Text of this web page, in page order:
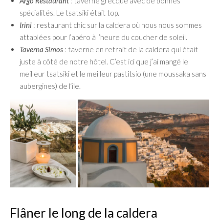
spécialités. Le tsatsiki était top.
Irini : restaurant chic sur la caldera où nous nous sommes
attablées pour l’apéro à l’heure du coucher de soleil.
Taverna Simos : taverne en retrait de la caldera qui était
juste à côté de notre hôtel. C’est ici que j’ai mangé le
meilleur tsatsiki et le meilleur pastitsio (une moussaka sans
aubergines) de l’île.
Flâner le long de la caldera